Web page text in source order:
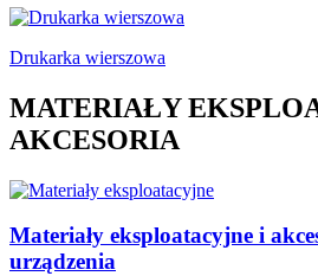
Drukarka wierszowa
MATERIAŁY
AKCESORIA
Materiały eksploatacyjne i
urządzenia